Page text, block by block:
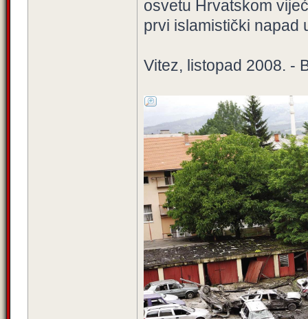
osvetu Hrvatskom
prvi islamistički napad
Vitez, listopad 2008. -